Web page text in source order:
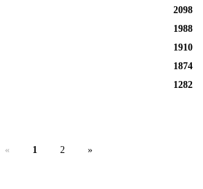
2098
1988
1910
1874
1282
« 1 2 »